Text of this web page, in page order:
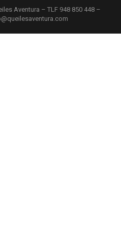
Aventura – TLF 948 850 448 –